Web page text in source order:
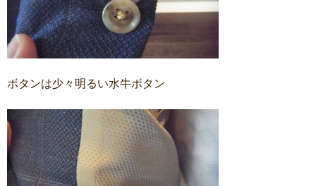
ボタンは少々明るい水牛ボタン